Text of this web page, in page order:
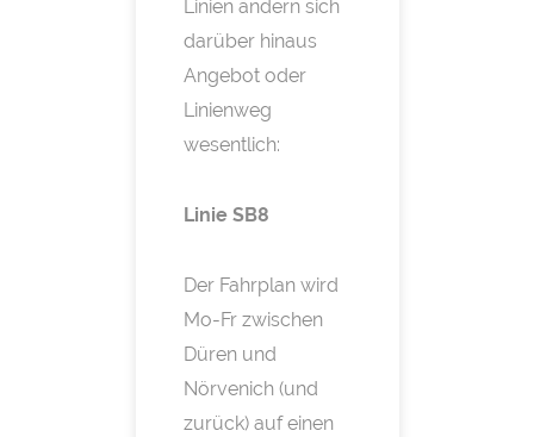
Linien ändern sich
darüber hinaus
Angebot oder
Linienweg
wesentlich:
Linie SB8
Der Fahrplan wird
Mo-Fr zwischen
Düren und
Nörvenich (und
zurück) auf einen